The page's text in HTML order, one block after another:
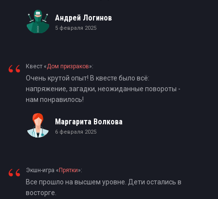
Андрей Логинов
5 февраля 2025
“ Квест «Дом призраков»:
Очень крутой опыт! В квесте было всё:
напряжение, загадки, неожиданные повороты -
нам понравилось!
Маргарита Волкова
6 февраля 2025
“ Экшн-игра «Прятки»:
Все прошло на высшем уровне. Дети остались в
восторге.